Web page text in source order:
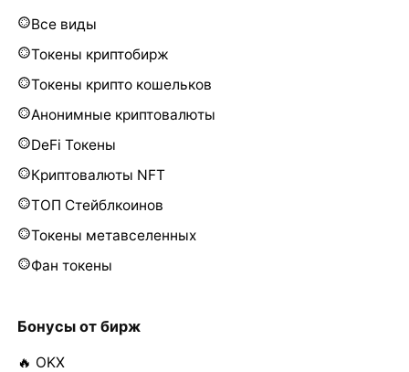
Все виды
Токены криптобирж
Токены крипто кошельков
Анонимные криптовалюты
DeFi Токены
Криптовалюты NFT
ТОП Стейблкоинов
Токены метавселенных
Фан токены
Бонусы от бирж
🔥 OKX